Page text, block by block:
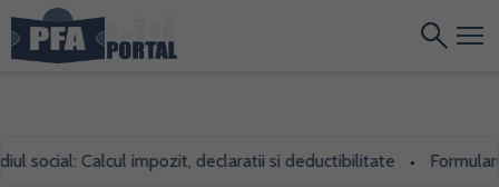
Calcul impozit, declaratii si deductibilitate • Formularul